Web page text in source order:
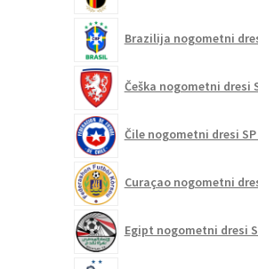
Brazilija nogometni
Češka nogometni dresi
Čile nogometni dresi SP
Curaçao nogometni
Egipt nogometni dresi